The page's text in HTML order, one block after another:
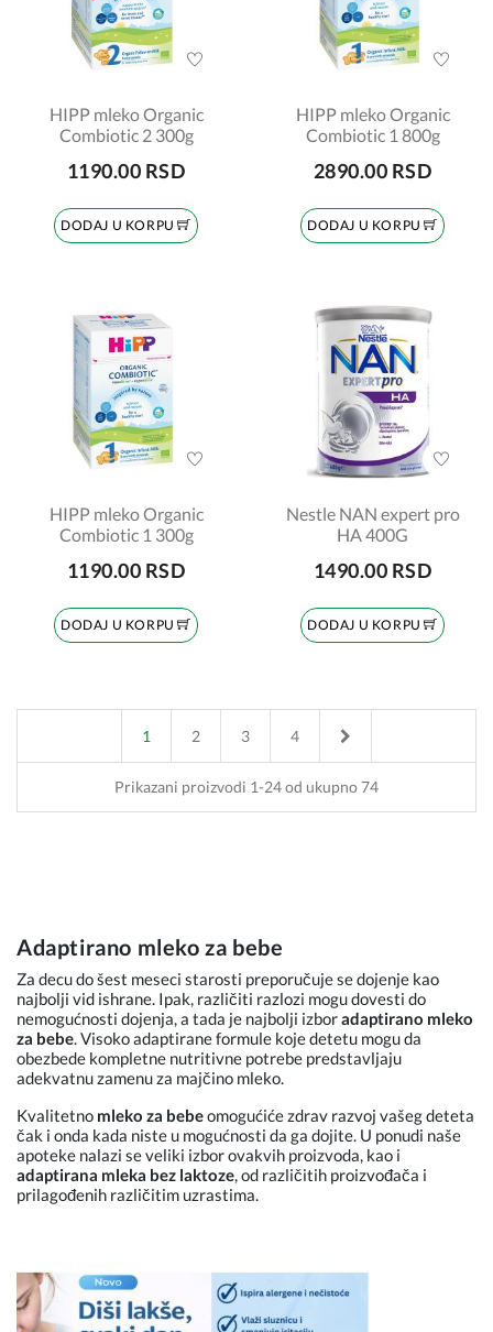
HIPP mleko Organic
Combiotic 2 300g
1190.00 RSD
DODAJ U KORPU
HIPP mleko Organic
Combiotic 1 800g
2890.00 RSD
DODAJ U KORPU
HIPP mleko Organic
Combiotic 1 300g
1190.00 RSD
DODAJ U KORPU
Nestle NAN expert pro
HA 400G
1490.00 RSD
DODAJ U KORPU
1 2 3 4
Prikazani proizvodi 1-24 od ukupno 74
Adaptirano mleko za bebe
Za decu do šest meseci starosti preporučuje se dojenje kao
najbolji vid ishrane. Ipak, različiti razlozi mogu dovesti do
nemogućnosti dojenja, a tada je najbolji izboradaptirano mleko
za bebe. Visoko adaptirane formule koje detetu mogu da
obezbede kompletne nutritivne potrebe predstavljaju
adekvatnu zamenu za majčino mleko.
Kvalitetno mleko za bebeomogućiće zdrav razvoj vašeg deteta
čak i onda kada niste u mogućnosti da ga dojite. U ponudi naše
apoteke nalazi se veliki izbor ovakvih proizvoda, kao i
adaptirana mleka bez laktoze, od različitih proizvođača i
prilagođenih različitim uzrastima.